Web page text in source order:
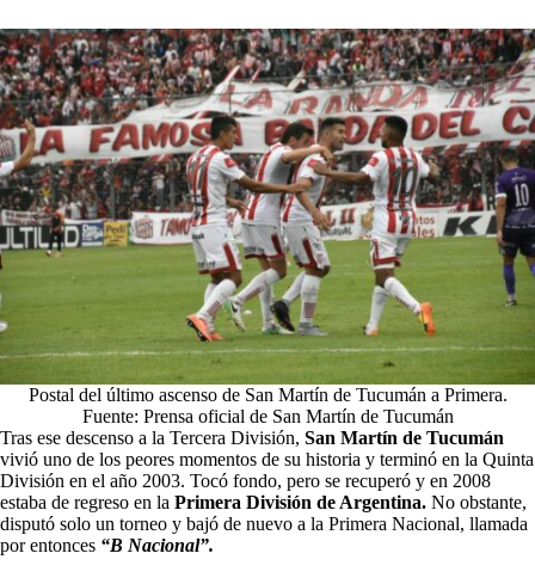
Postal del último ascenso de San Martín de Tucumán a Primera.
Fuente: Prensa oficial de San Martín de Tucumán
Tras ese descenso a la Tercera División, San Martín de Tucumán
vivió uno de los peores momentos de su historia y terminó en la Quinta
División en el año 2003. Tocó fondo, pero se recuperó y en 2008
estaba de regreso en la Primera División de Argentina. No obstante,
disputó solo un torneo y bajó de nuevo a la Primera Nacional, llamada
por entonces “B Nacional”.